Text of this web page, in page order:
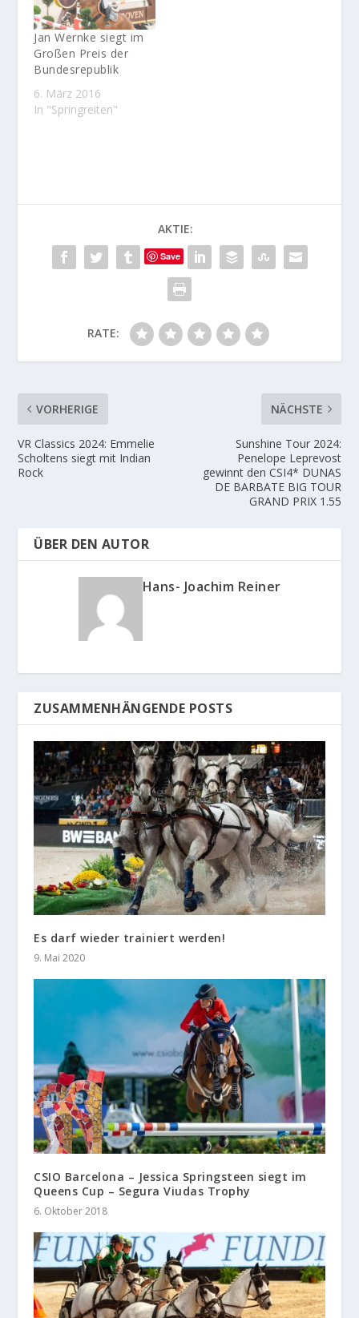
Im Championat von
Lübzer und
VITALHOTELS
ambiente Bad Wilsnack
konnte der junge
seiner
Traumstute Queen
Jan Wernke siegt im
Großen Preis der
Bundesrepublik
6. März 2016
In "Springreiten"
AKTIE:
Save
RATE:
VORHERIGE
VR Classics 2024: Emmelie
Scholtens siegt mit Indian
Rock
NÄCHSTE
Sunshine Tour 2024:
Penelope Leprevost
gewinnt den CSI4* DUNAS
DE BARBATE BIG TOUR
GRAND PRIX 1.55
ÜBER DEN AUTOR
Hans- Joachim Reiner
ZUSAMMENHÄNGENDE POSTS
Es darf wieder trainiert werden!
9. Mai 2020
CSIO Barcelona – Jessica Springsteen siegt im
Queens Cup – Segura Viudas Trophy
6. Oktober 2018